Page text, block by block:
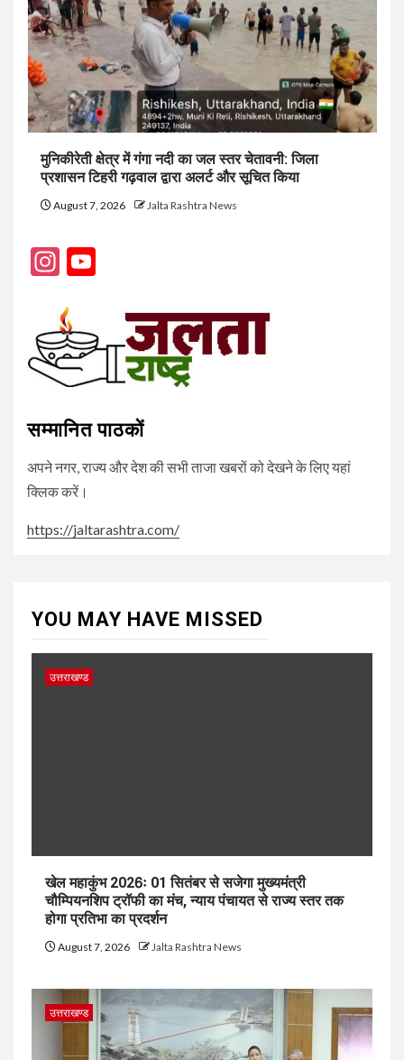
मुनिकीरेती क्षेत्र में गंगा नदी का जल स्तर चेतावनी: जिला
प्रशासन टिहरी गढ़वाल द्वारा अलर्ट और सूचित किया
August 7, 2026 Jalta Rashtra News
Instagram
सम्मानित पाठकों
अपने नगर, राज्य और देश की सभी ताजा खबरों को देखने के लिए यहां
क्लिक करें।
https://jaltarashtra.com/
YOU MAY HAVE MISSED
उत्तराखण्ड
खेल महाकुंभ 2026ः 01 सितंबर से सजेगा मुख्यमंत्री
चौम्पियनशिप ट्रॉफी का मंच, न्याय पंचायत से राज्य स्तर तक
होगा प्रतिभा का प्रदर्शन
August 7, 2026 Jalta Rashtra News
उत्तराखण्ड